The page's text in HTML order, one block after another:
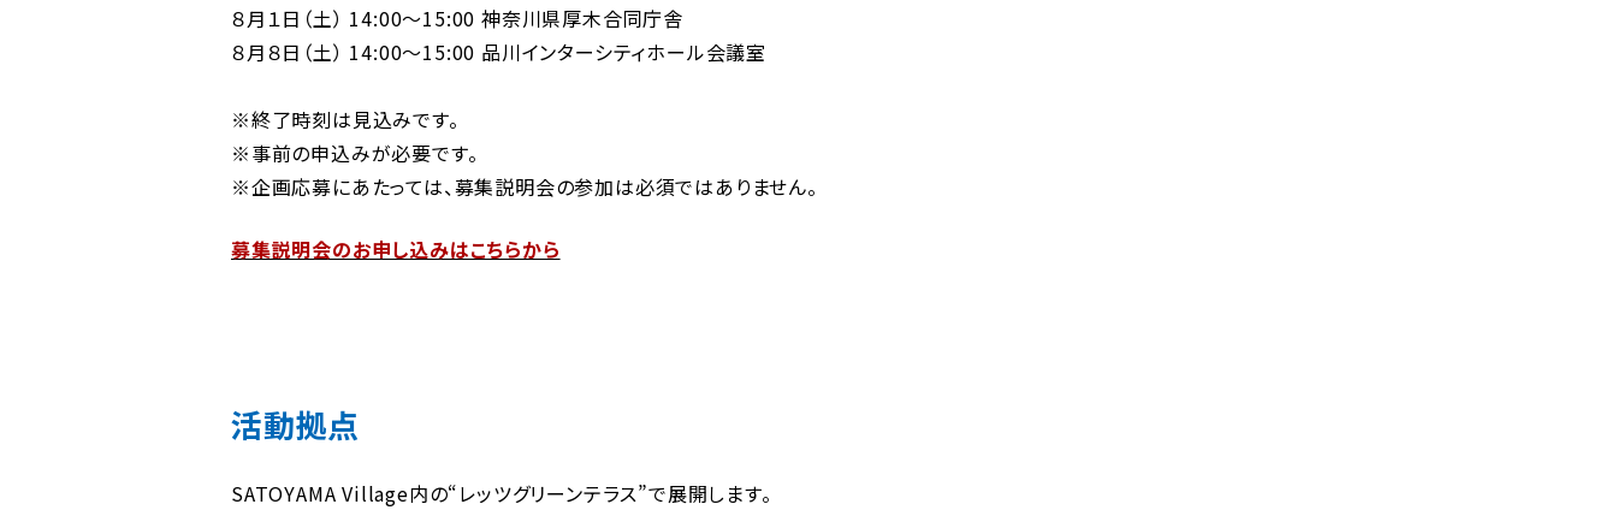
８月１日（土） 14:00～15:00 神奈川県厚木合同庁舎
８月８日（土） 14:00～15:00 品川インターシティホール会議室
※終了時刻は見込みです。
※事前の申込みが必要です。
※企画応募にあたっては、募集説明会の参加は必須ではありません。
募集説明会のお申し込みはこちらから
活動拠点
SATOYAMA Village内の“レッツグリーンテラス”で展開します。